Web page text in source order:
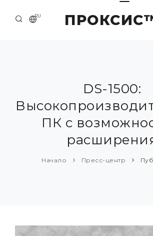
RU
ПРИМЕРЫ И РЕШЕНИЯ
КАТАЛОГ ПРОДУКЦИИ
ПРЕСС-ЦЕНТР
DS-1500:
ПК с
Начало Пресс-центр